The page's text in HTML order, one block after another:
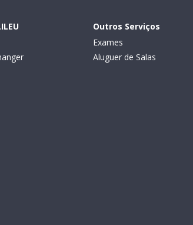
Outros Serviços
Exames
Aluguer de Salas